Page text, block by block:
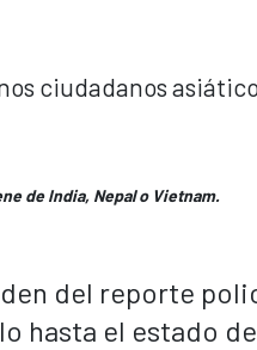
de India, Nepal o Vietnam.
del reporte
hasta el estado